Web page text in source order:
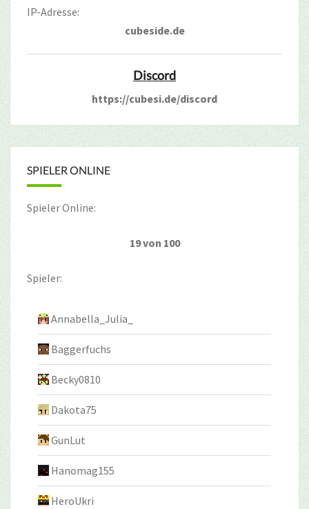
IP-Adresse:
cubeside.de
Discord
https://cubesi.de/discord
SPIELER ONLINE
Spieler Online:
19 von 100
Spieler:
Annabella_Julia_
Baggerfuchs
Becky0810
Dakota75
GunLut
Hanomag155
HeroUkri